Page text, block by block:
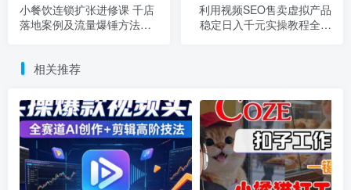
小餐饮连锁扩张进修课 千店
落地案例及流量爆锤方法全
利用视频SEO售卖虚拟产品
稳定日入千元实操教程全解
相关推荐